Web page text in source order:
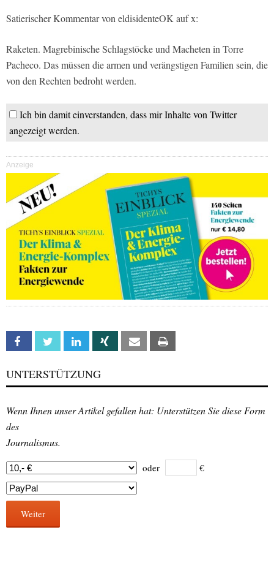
Satierischer Kommentar von eldisidenteOK auf x:
Raketen. Magrebinische Schlagstöcke und Macheten in Torre
Pacheco. Das müssen die armen und verängstigen Familien sein, die
von den Rechten bedroht werden.
Ich bin damit einverstanden, dass mir Inhalte von Twitter
angezeigt werden.
Anzeige
Facebook Twitter Linkedin Xing Email
UNTERSTÜTZUNG
Wenn Ihnen unser Artikel gefallen hat: Unterstützen Sie diese Form
des
Journalismus.
oder €
Weiter